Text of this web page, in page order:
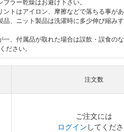
ブラー乾燥はお避け下さい。
ントはアイロン、摩擦などで落ちる事があ
品、ニット製品は洗濯時に多少伸び縮み
一、付属品が取れた場合は誤飲・誤食の
ださい。
注文数
ご注文には
ログイン してくだ